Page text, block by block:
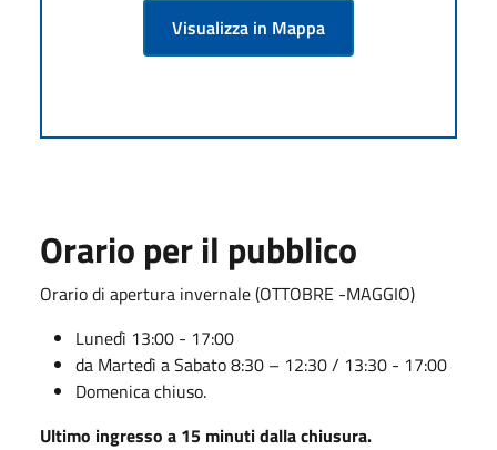
Visualizza in Mappa
Orario per il pubblico
Orario di apertura invernale(OTTOBRE -MAGGIO)
Lunedì 13:00 - 17:00
da Martedì a Sabato 8:30 – 12:30 / 13:30 - 17:00
Domenica chiuso.
Ultimo ingresso a 15 minuti dalla chiusura.